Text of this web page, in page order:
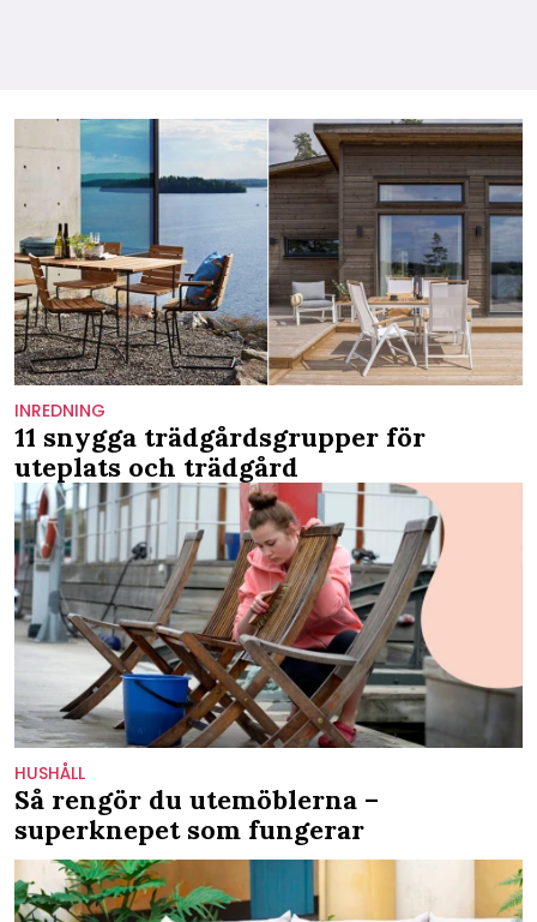
INREDNING
11 snygga trädgårdsgrupper för
uteplats och trädgård
HUSHÅLL
Så rengör du utemöblerna –
superknepet som fungerar